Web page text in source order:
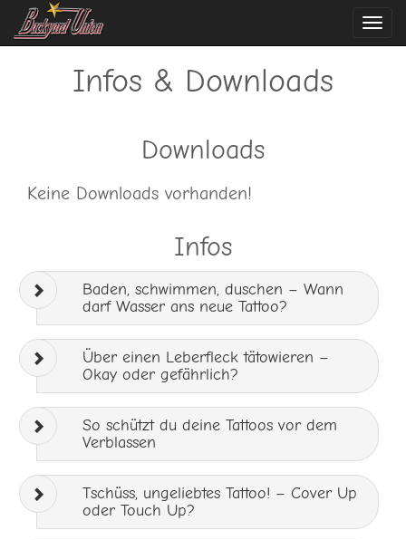
Infos & Downloads
Downloads
Keine Downloads vorhanden!
Infos
Baden, schwimmen, duschen – Wann
darf Wasser ans neue Tattoo?
Über einen Leberfleck tätowieren –
Okay oder gefährlich?
So schützt du deine Tattoos vor dem
Verblassen
Tschüss, ungeliebtes Tattoo! – Cover Up
oder Touch Up?